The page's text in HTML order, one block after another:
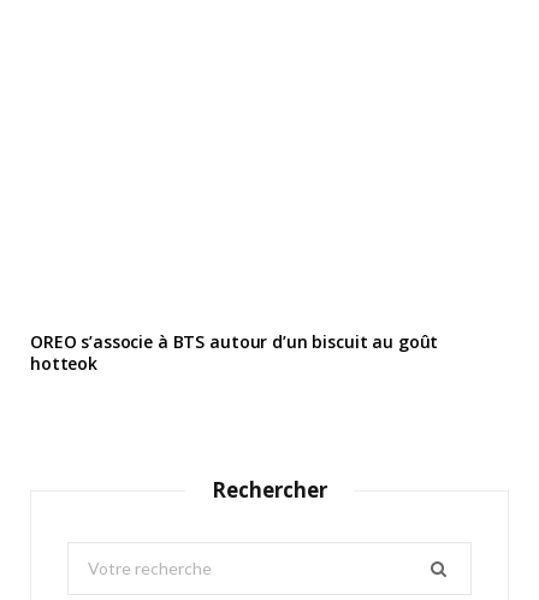
OREO s’associe à BTS autour d’un biscuit au goût
hotteok
Rechercher